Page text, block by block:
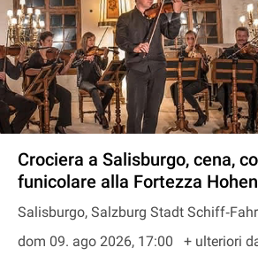
Crociera a Salisburgo, cena,
funicolare alla Fortezza
Salisburgo, Salzburg Stadt
dom 09. ago 2026, 17:00
+ ulteriori